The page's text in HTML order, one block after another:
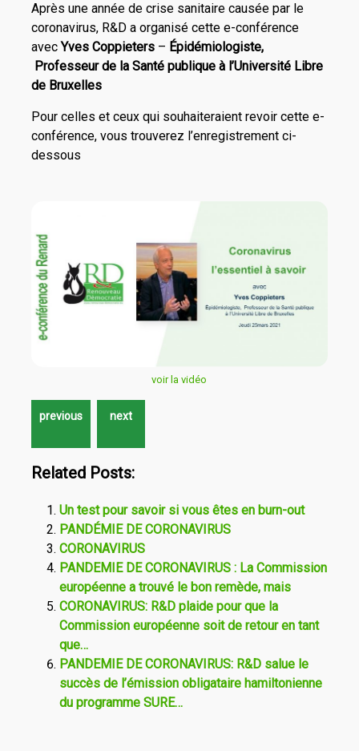
Après une année de crise sanitaire causée par le
coronavirus, R&D a organisé cette e-conférence
avecYves Coppieters– Épidémiologiste,
Professeur de la Santé publique à l’Université Libre
de Bruxelles
Pour celles et ceux qui souhaiteraient revoir cette e-
conférence, vous trouverez l’enregistrement ci-
dessous
voir la vidéo
Related Posts:
Un test pour savoir si vous êtes en burn-out
PANDÉMIE DE CORONAVIRUS
CORONAVIRUS
PANDEMIE DE CORONAVIRUS : La Commission
européenne a trouvé le bon remède, mais
CORONAVIRUS: R&D plaide pour que la
Commission européenne soit de retour en tant
que…
PANDEMIE DE CORONAVIRUS: R&D salue le
succès de l’émission obligataire hamiltonienne
du programme SURE…